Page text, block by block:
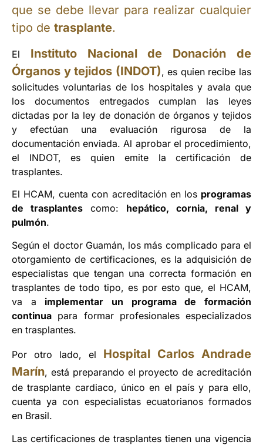
que se debe llevar para realizar cualquier
tipo de trasplante.
El Instituto Nacional de Donación de
Órganos y tejidos (INDOT), es quien recibe las
solicitudes voluntarias de los hospitales y avala que
los documentos entregados cumplan las leyes
dictadas por la ley de donación de órganos y tejidos
y efectúan una evaluación rigurosa de la
documentación enviada. Al aprobar el procedimiento,
el INDOT, es quien emite la certificación de
trasplantes.
El HCAM, cuenta con acreditación en los programas
de trasplantes como: hepático, cornia, renal y
pulmón.
Según el doctor Guamán, los más complicado para el
otorgamiento de certificaciones, es la adquisición de
especialistas que tengan una correcta formación en
trasplantes de todo tipo, es por esto que, el HCAM,
va a implementar un programa de formación
continua para formar profesionales especializados
en trasplantes.
Por otro lado, el Hospital Carlos Andrade
Marín, está preparando el proyecto de acreditación
de trasplante cardiaco, único en el país y para ello,
cuenta ya con especialistas ecuatorianos formados
en Brasil.
Las certificaciones de trasplantes tienen una vigencia